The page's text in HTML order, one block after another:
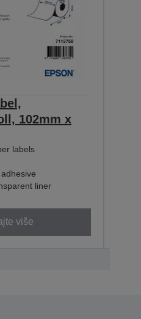
102mm x
labels
liner
više